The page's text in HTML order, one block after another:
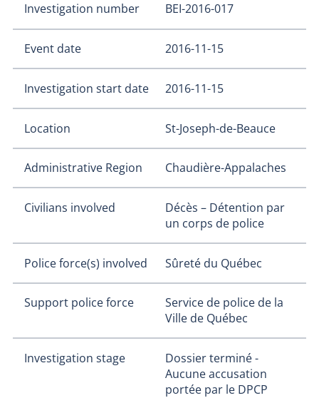
Investigation number BEI-2016-017
Event date 2016-11-15
Investigation start date 2016-11-15
Location St-Joseph-de-Beauce
Administrative Region Chaudière-Appalaches
Civilians involved
Décès – Détention par
un corps de police
Police force(s) involved Sûreté du Québec
Support police force
Service de police de la
Ville de Québec
Investigation stage
Dossier terminé -
Aucune accusation
portée par le DPCP